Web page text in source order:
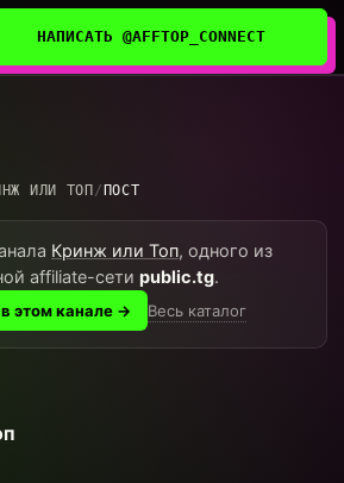
НАПИСАТЬ @AFFTOP_CONNECT
ИЛИ ТОП / ПОСТ
Кринж или Топ, одного из
affiliate-сети public.tg.
этом канале → Весь каталог